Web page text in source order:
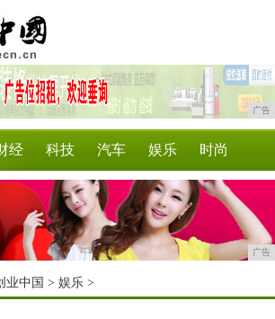
广告
经 科技 汽车 娱乐 时尚
商讯 消费 购物
广告
业中国 >娱乐 >